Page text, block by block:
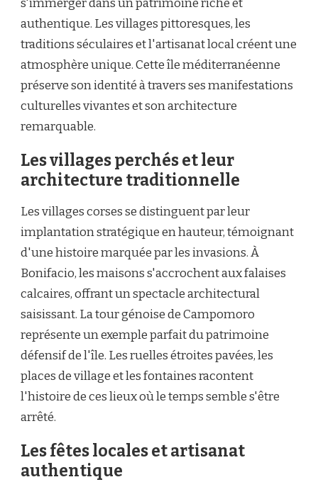
s'immerger dans un patrimoine riche et
authentique. Les villages pittoresques, les
traditions séculaires et l'artisanat local créent une
atmosphère unique. Cette île méditerranéenne
préserve son identité à travers ses manifestations
culturelles vivantes et son architecture
remarquable.
Les villages perchés et leur
architecture traditionnelle
Les villages corses se distinguent par leur
implantation stratégique en hauteur, témoignant
d'une histoire marquée par les invasions. À
Bonifacio, les maisons s'accrochent aux falaises
calcaires, offrant un spectacle architectural
saisissant. La tour génoise de Campomoro
représente un exemple parfait du patrimoine
défensif de l'île. Les ruelles étroites pavées, les
places de village et les fontaines racontent
l'histoire de ces lieux où le temps semble s'être
arrêté.
Les fêtes locales et artisanat
authentique